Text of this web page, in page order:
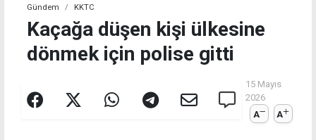
Gündem KKTC
Kaçağa düşen kişi ülkesine
dönmek için polise gitti
15 Mayıs
2026
A
A